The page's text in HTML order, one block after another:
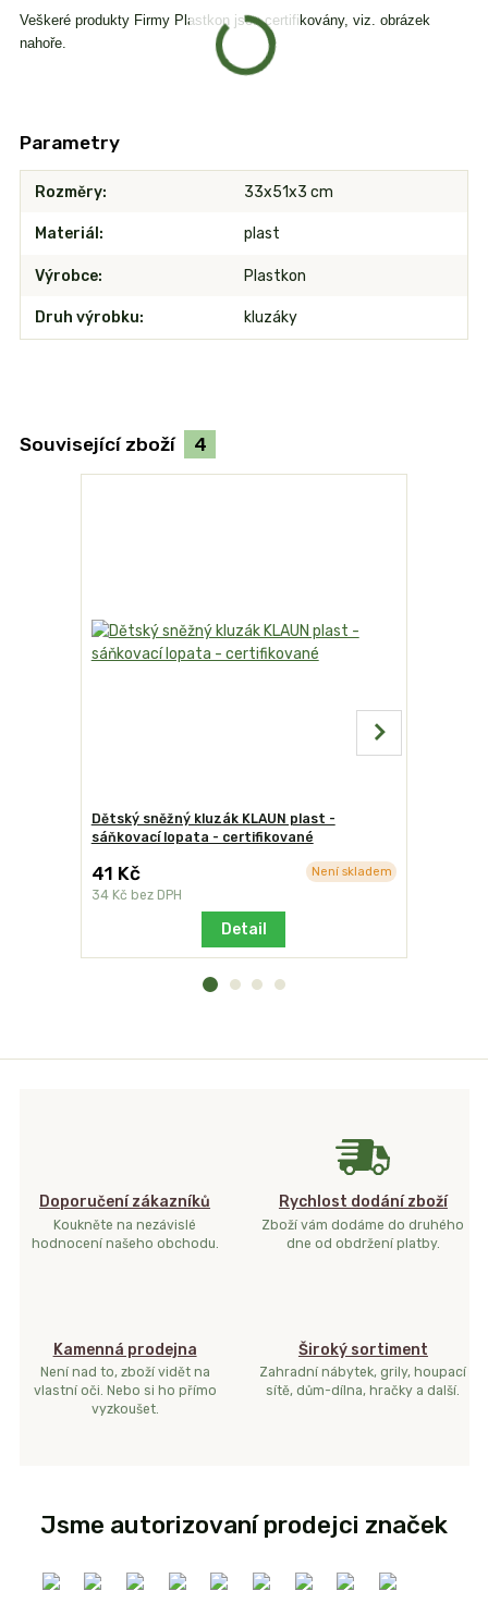
Veškeré produkty Firmy Plastkon jsou certifikovány, viz. obrázek
nahoře.
Parametry
Rozměry 33x51x3 cm
Materiál plast
Výrobce Plastkon
Druh výrobku kluzáky
Související zboží 4
Dětský sněžný kluzák KLAUN plast -
sáňkovací lopata - certifikované
41 Kč
34 Kč bez DPH
Není skladem
Detail
Doporučení zákazníků
Koukněte na nezávislé
hodnocení našeho obchodu.
Rychlost dodání zboží
Zboží vám dodáme do druhého
dne od obdržení platby.
Kamenná prodejna
Není nad to, zboží vidět na
vlastní oči. Nebo si ho přímo
vyzkoušet.
Široký sortiment
Zahradní nábytek, grily, houpací
sítě, dům-dílna, hračky a další.
Jsme autorizovaní prodejci značek